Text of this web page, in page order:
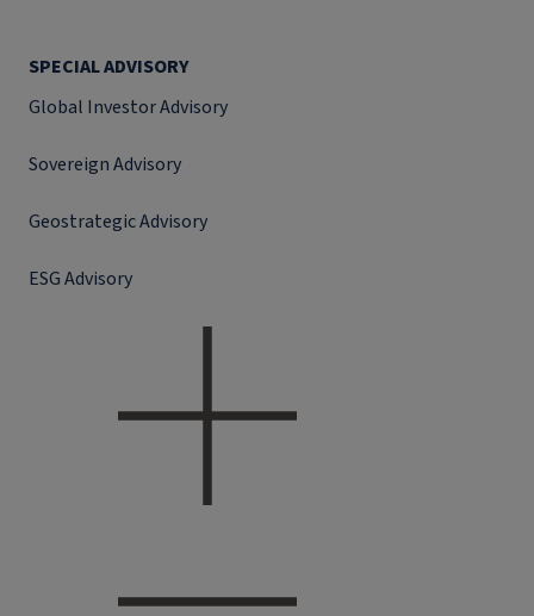
SPECIAL ADVISORY
Global Investor Advisory
Sovereign Advisory
Geostrategic Advisory
ESG Advisory